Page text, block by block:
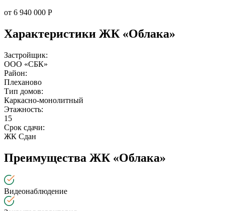
от 6 940 000 Р
Характеристики ЖК «Облака»
Застройщик:
ООО «СБК»
Район:
Плеханово
Тип домов:
Каркасно-монолитный
Этажность:
15
Срок сдачи:
ЖК Сдан
Преимущества ЖК «Облака»
Видеонаблюдение